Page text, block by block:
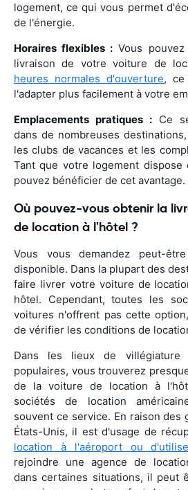
logement, ce qui vous permet
de l'énergie.
Horaires flexibles : Vous
livraison de votre voiture de
heures normales d'ouverture, ce
l'adapter plus facilement à votre
Emplacements pratiques : Ce
dans de nombreuses
les clubs de vacances et les
Tant que votre logement dispose
pouvez bénéficier de cet avantage.
Où pouvez-vous obtenir la
de location à l'hôtel ?
Vous vous demandez peut-
disponible. Dans la plupart des
faire livrer votre voiture de
hôtel. Cependant, toutes les
voitures n'offrent pas cette
de vérifier les conditions de
Dans les lieux de villégiature
populaires, vous trouverez
de la voiture de location à
sociétés de location
souvent ce service. En raison des
États-Unis, il est d'usage de
location à l'aéroport ou
rejoindre une agence de
dans certaines situations, il peut